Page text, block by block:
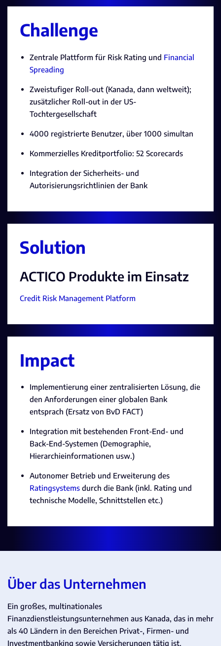
Challenge
Zentrale Plattform für Risk Rating und Financial
Spreading
Zweistufiger Roll-out (Kanada, dann weltweit);
zusätzlicher Roll-out in der US-
Tochtergesellschaft
4000 registrierte Benutzer, über 1000 simultan
Kommerzielles Kreditportfolio: 52 Scorecards
Integration der Sicherheits- und
Autorisierungsrichtlinien der Bank
Solution
ACTICO Produkte im Einsatz
Credit Risk Management Platform
Impact
Implementierung einer zentralisierten Lösung, die
den Anforderungen einer globalen Bank
entsprach (Ersatz von BvD FACT)
Integration mit bestehenden Front-End- und
Back-End-Systemen (Demographie,
Hierarchieinformationen usw.)
Autonomer Betrieb und Erweiterung des
Ratingsystems durch die Bank (inkl. Rating und
technische Modelle, Schnittstellen etc.)
Über das Unternehmen
Ein großes, multinationales
Finanzdienstleistungsunternehmen aus Kanada, das in mehr
als 40 Ländern in den Bereichen Privat-, Firmen- und
Investmentbanking sowie Versicherungen tätig ist.